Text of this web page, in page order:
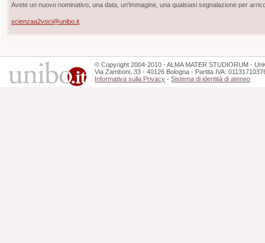
Avete un nuovo nominativo, una data, un'immagine, una qualsiasi segnalazione per
scienzaa2voci@unibo.it
©Copyright 2004-2010 - ALMA MATER STUDIORUM -
Via Zamboni, 33 - 40126 Bologna - Partita IVA:
Informativa sulla Privacy -Sistema di identità di ateneo